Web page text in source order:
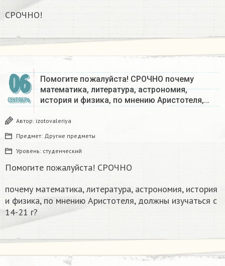
СРОЧНО!
06
СЕНТЯБРЬ
Помогите пожалуйста! СРОЧНО почему
математика, литература, астрономия,
история и физика, по мнению Аристотеля,…
Автор: izotovaleriya
Предмет: Другие предметы
Уровень: студенческий
Помогите пожалуйста! СРОЧНО
почему математика, литература, астрономия, история
и физика, по мнению Аристотеля, должны изучаться с
14-21 г?